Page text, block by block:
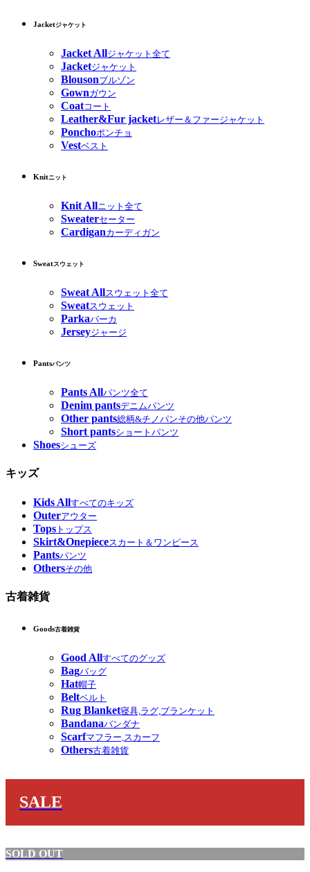
Jacketジャケット
Jacket Allジャケット全て
Jacketジャケット
Blousonブルゾン
Gownガウン
Coatコート
Leather&Fur jacketレザー＆ファージャケット
Ponchoポンチョ
Vestベスト
Knitニット
Knit Allニット全て
Sweaterセーター
Cardiganカーディガン
Sweatスウェット
Sweat Allスウェット全て
Sweatスウェット
Parkaパーカ
Jerseyジャージ
Pantsパンツ
Pants Allパンツ全て
Denim pantsデニムパンツ
Other pants総柄&チノパンその他パンツ
Short pantsショートパンツ
Shoesシューズ
キッズ
Kids Allすべてのキッズ
Outerアウター
Tops トップス
Skirt&Onepieceスカート＆ワンピース
Pantsパンツ
Othersその他
古着雑貨
Goods古着雑貨
Good Allすべてのグッズ
Bagバッグ
Hat帽子
Beltベルト
Rug Blanket寝具,ラグ,ブランケット
Bandanaバンダナ
Scarfマフラー,スカーフ
Others古着雑貨
SALE
SOLD OUT